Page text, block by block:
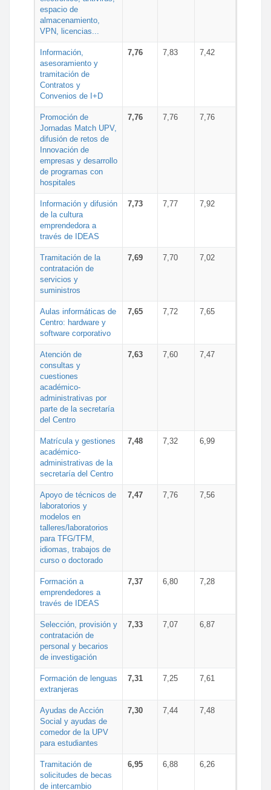
espacio de
almacenamiento,
VPN, licencias...
Información,
asesoramiento y
tramitación de
Contratos y
Convenios de I+D
7,76 7,83 7,42
Promoción de
Jornadas Match UPV,
difusión de retos de
Innovación de
empresas y desarrollo
de programas con
hospitales
7,76 7,76 7,76
Información y difusión
de la cultura
emprendedora a
través de IDEAS
7,73 7,77 7,92
Tramitación de la
contratación de
servicios y
suministros
7,69 7,70 7,02
Aulas informáticas de
Centro: hardware y
software corporativo
7,65 7,72 7,65
Atención de
consultas y
cuestiones
académico-
administrativas por
parte de la secretaría
del Centro
7,63 7,60 7,47
Matrícula y gestiones
académico-
administrativas de la
secretaría del Centro
7,48 7,32 6,99
Apoyo de técnicos de
laboratorios y
modelos en
talleres/laboratorios
para TFG/TFM,
idiomas, trabajos de
curso o doctorado
7,47 7,76 7,56
Formación a
emprendedores a
través de IDEAS
7,37 6,80 7,28
Selección, provisión y
contratación de
personal y becarios
de investigación
7,33 7,07 6,87
Formación de lenguas
extranjeras
7,31 7,25 7,61
Ayudas de Acción
Social y ayudas de
comedor de la UPV
para estudiantes
7,30 7,44 7,48
Tramitación de
solicitudes de becas
de intercambio
6,95 6,88 6,26